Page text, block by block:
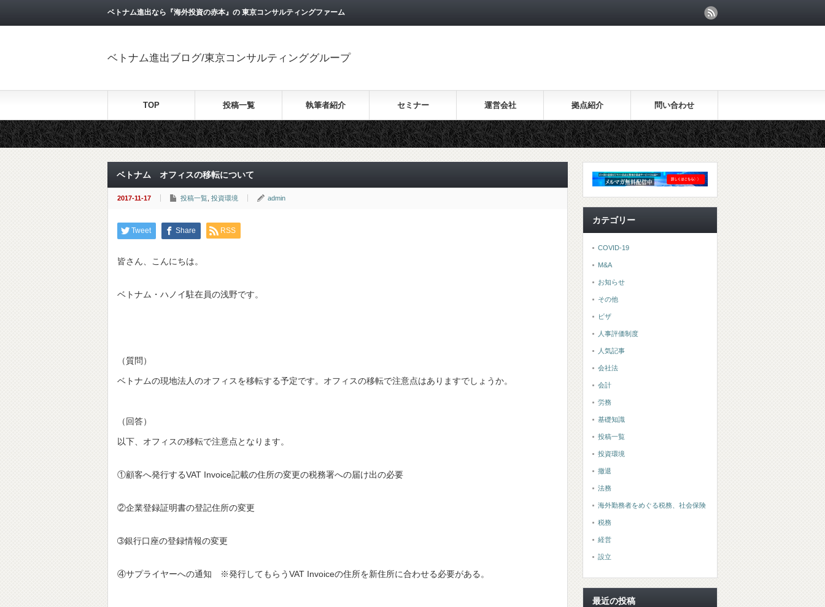
ベトナム進出なら『海外投資の赤本』の 東京コンサルティングファーム
ベトナム進出ブログ/東京コンサルティンググループ
TOP 投稿一覧 執筆者紹介 セミナー 運営会社 拠点紹介 問い合わせ
ベトナム オフィスの移転について
2017-11-17 投稿一覧 投資環境 admin
Tweet Share RSS
皆さん、こんにちは。
ベトナム・ハノイ駐在員の浅野です。
（質問）
ベトナムの現地法人のオフィスを移転する予定です。オフィスの移転で注意点はありますでしょうか。
（回答）
以下、オフィスの移転で注意点となります。
①顧客へ発行するVAT Invoice記載の住所の変更の税務署への届け出の必要
②企業登録証明書の登記住所の変更
➂銀行口座の登録情報の変更
④サプライヤーへの通知 ※発行してもらうVAT Invoiceの住所を新住所に合わせる必要がある。
カテゴリー
COVID-19
M&A
お知らせ
その他
ビザ
人事評価制度
人気記事
会社法
会計
労務
基礎知識
投稿一覧
投資環境
撤退
法務
海外勤務者をめぐる税務、社会保険
税務
経営
設立
最近の投稿